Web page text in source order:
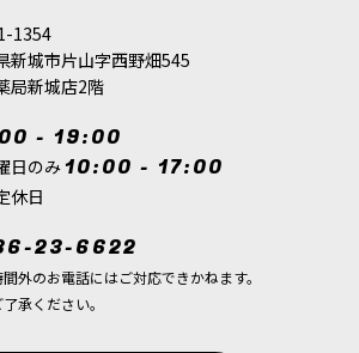
確認を効率化するルール参照カードセッ
ー・オヴ・カインのウォースクロールカ
ユニットごとの能力や装備、各種ルール
戦中に必要な…
ヘッド] ドーター・オヴ・カイン：カイン
女団
円(税込)
1354
新城市片山字西野畑545
局新城店2階
- 19:00
日のみ 10:00 - 17:00
休日
23-6622
外のお電話にはご対応できかねます。
承ください。